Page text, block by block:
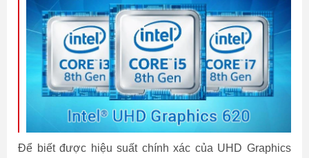
Để biết được hiệu suất chính xác của UHD Graphics